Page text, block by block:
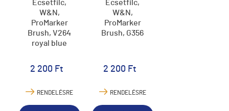
Ecsetfilc,
W&N,
ProMarker
Brush, V264
royal blue
2 200 Ft
RENDELÉSRE
Ecsetfilc,
W&N,
ProMarker
Brush, G356
2 200 Ft
RENDELÉSRE